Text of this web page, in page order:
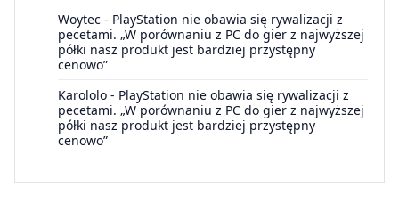
Woytec - PlayStation nie obawia się rywalizacji z
pecetami. „W porównaniu z PC do gier z najwyższej
półki nasz produkt jest bardziej przystępny
cenowo”
Karololo - PlayStation nie obawia się rywalizacji z
pecetami. „W porównaniu z PC do gier z najwyższej
półki nasz produkt jest bardziej przystępny
cenowo”